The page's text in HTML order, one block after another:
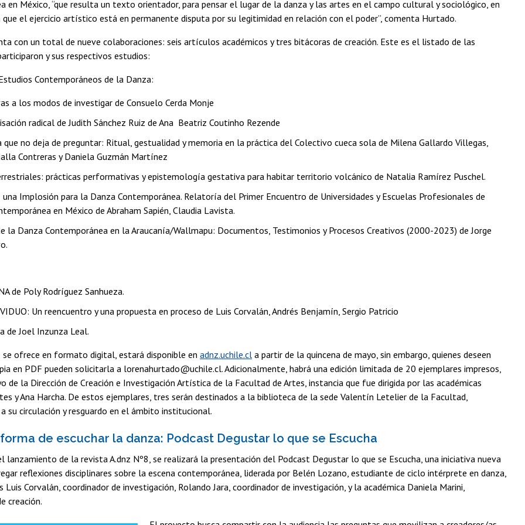
en México, “que resulta un texto orientador, para pensar el lugar de la danza y las artes en el campo cultural y sociológico, en
que el ejercicio artístico está en permanente disputa por su legitimidad en relación con el poder”, comenta Hurtado.
con un total de nueve colaboraciones: seis artículos académicos y tres bitácoras de creación. Este es el listado de las
y sus respectivos estudios:
Contemporáneos de la Danza:
a los modos de investigar de Consuelo Cerda Monje
radical de Judith Sánchez Ruiz de Ana Beatriz Coutinho Rezende
que no deja de preguntar: Ritual, gestualidad y memoria en la práctica del Colectivo cueca sola de Milena Gallardo Villegas,
Contreras y Daniela Guzmán Martínez
prácticas performativas y epistemología gestativa para habitar territorio volcánico de Natalia Ramírez Puschel.
Implosión para la Danza Contemporánea. Relatoría del Primer Encuentro de Universidades y Escuelas Profesionales de
en México de Abraham Sapién, Claudia Lavista.
la Danza Contemporánea en la Araucanía/Wallmapu: Documentos, Testimonios y Procesos Creativos (2000-2023) de Jorge
de Poly Rodríguez Sanhueza.
Un reencuentro y una propuesta en proceso de Luis Corvalán, Andrés Benjamín, Sergio Patricio
de Joel Inzunza Leal.
se ofrece en formato digital, estará disponible en adnz.uchile.cl a partir de la quincena de mayo, sin embargo, quienes deseen
en PDF pueden solicitarla a lorenahurtado@uchile.cl. Adicionalmente, habrá una edición limitada de 20 ejemplares impresos,
de la Dirección de Creación e Investigación Artística de la Facultad de Artes, instancia que fue dirigida por las académicas
y Ana Harcha. De estos ejemplares, tres serán destinados a la biblioteca de la sede Valentín Letelier de la Facultad,
su circulación y resguardo en el ámbito institucional.
de escuchar la danza: Podcast Degustar lo que se Escucha
lanzamiento de la revista A.dnz Nº8, se realizará la presentación del Podcast Degustar lo que se Escucha, una iniciativa nueva
reflexiones disciplinares sobre la escena contemporánea, liderada por Belén Lozano, estudiante de ciclo intérprete en danza,
Luis Corvalán, coordinador de investigación, Rolando Jara, coordinador de investigación, y la académica Daniela Marini,
creación.